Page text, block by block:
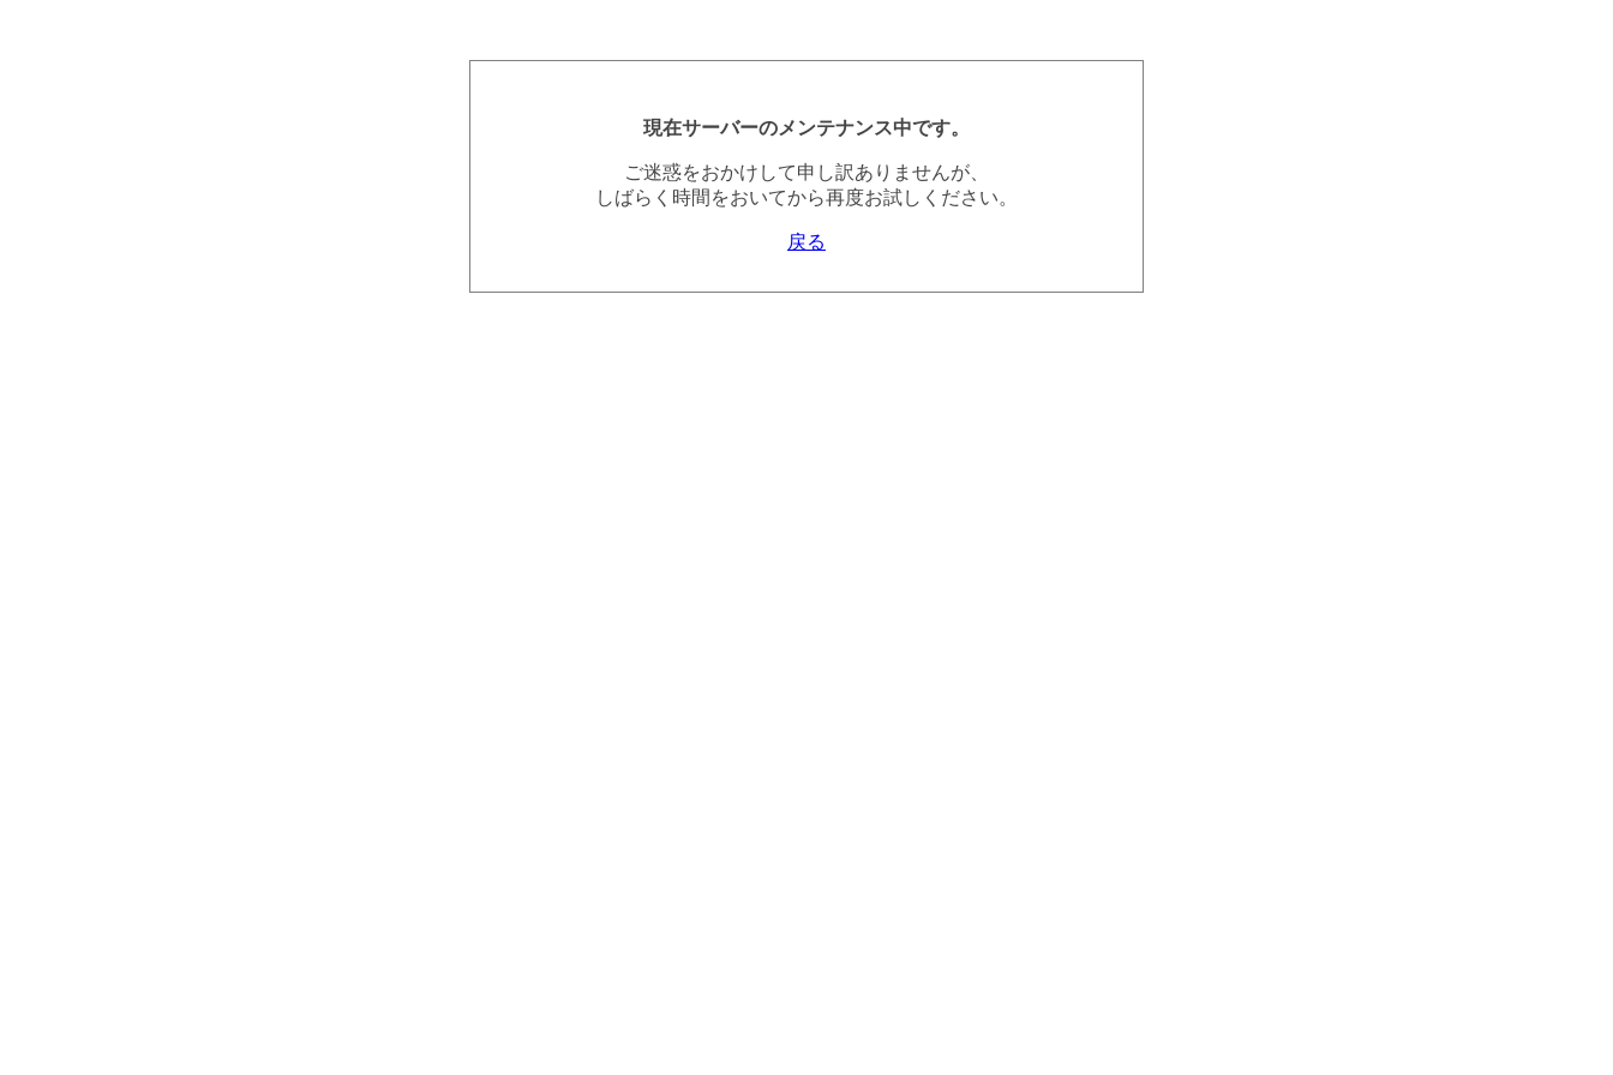
現在サーバーのメンテナンス中です。
ご迷惑をおかけして申し訳ありませんが、
しばらく時間をおいてから再度お試しください。
戻る